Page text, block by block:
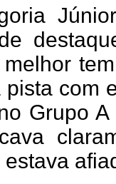
com
Grupo